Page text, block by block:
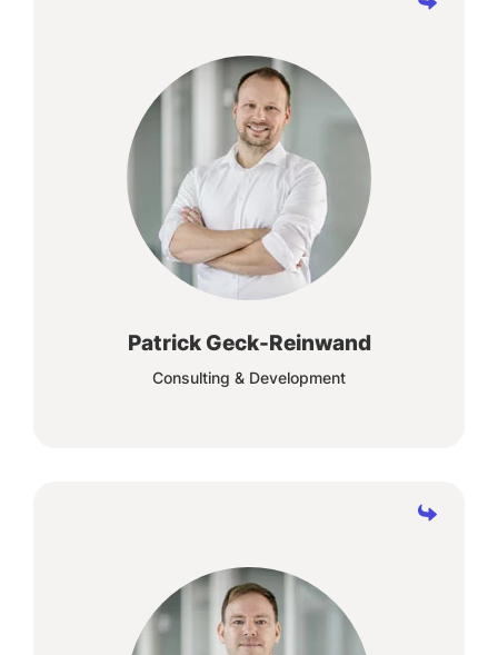
Patrick Geck-Reinwand
Consulting & Development
Gemeinsam mit unseren Kunden Mehrwerte
zu schaffen, durch die Optimierung der
Unternehmensabläufe, ist ein toller Ansporn.